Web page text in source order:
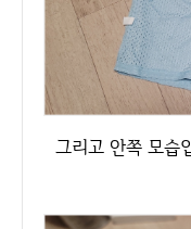
그리고 안쪽 모습